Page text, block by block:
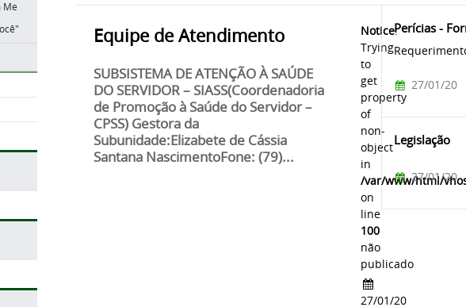
Me
Equipe de Atendimento
SUBSISTEMA DE ATENÇÃO À SAÚDE
DO SERVIDOR – SIASS(Coordenadoria
de Promoção à Saúde do Servidor –
CPSS) Gestora da
Subunidade:Elizabete de Cássia
Santana NascimentoFone: (79)...
Notice:
Trying
to
get
property
of
non-
object
in
/var/www/html/
on
line
100
não
publicado
27/01/20
Perícias -
27/01/20
Legislação
27/01/20